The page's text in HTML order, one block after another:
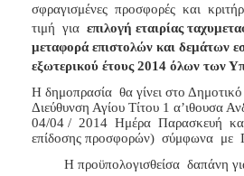
σφραγισμένες προσφορές και
τιμή για επιλογή εταιρίας
μεταφορά επιστολών και δεμάτων
εξωτερικού έτους 2014 όλων των
Η δημοπρασία θα γίνει στο Δημοτικό
Διεύθυνση Αγίου Τίτου 1 α’ιθουσα
04/04 / 2014 Ημέρα Παρασκευή
επίδοσης προσφορών) σύμφωνα με
Η προϋπολογισθείσα δαπάνη